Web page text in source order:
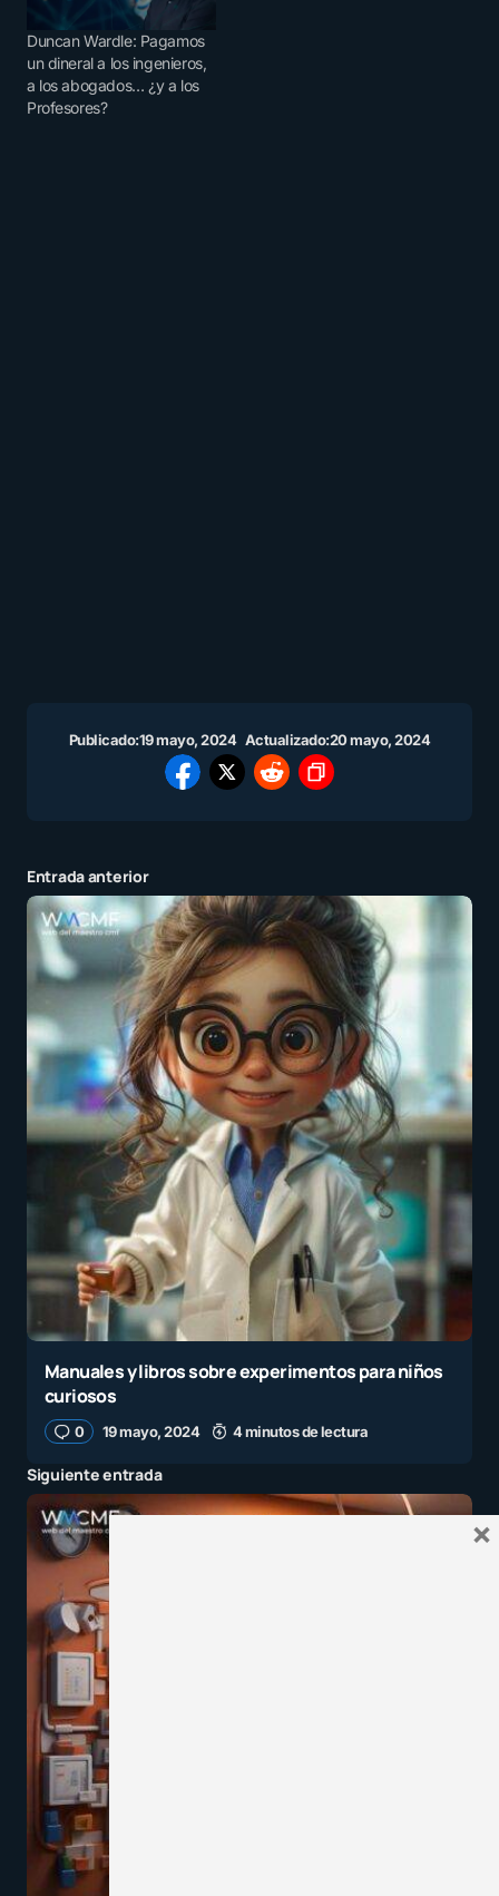
Duncan Wardle: Pagamos
un dineral a los ingenieros,
a los abogados… ¿y a los
Profesores?
Publicado:19 mayo, 2024 Actualizado:20 mayo, 2024
Entrada anterior
Manuales y libros sobre experimentos para niños
curiosos
0 19 mayo, 2024 4 minutos de lectura
Siguiente entrada
×